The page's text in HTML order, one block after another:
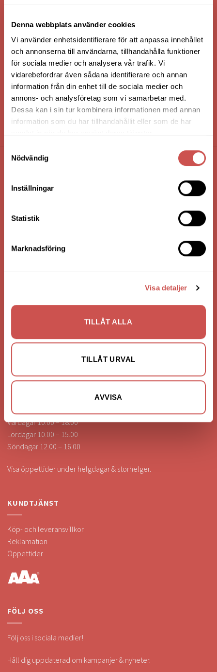
Denna webbplats använder cookies
Vi använder enhetsidentifierare för att anpassa innehållet
och annonserna till användarna, tillhandahålla funktioner
för sociala medier och analysera vår trafik. Vi
vidarebefordrar även sådana identifierare och annan
information från din enhet till de sociala medier och
annons- och analysföretag som vi samarbetar med.
Dessa kan i sin tur kombinera informationen med annan
information som du har tillhandahållit eller som de har
Nödvändig
Inställningar
Statistik
Marknadsföring
Visa detaljer
TILLÅT ALLA
TILLÅT URVAL
AVVISA
Nilssons Möbler i Lammhult
363 44 Lammhult
Bankgiro: 275-4836
info@nilssonsilammhult.se
Kundtjänst
Vardagar 10.00 – 18.00
Lördagar 10.00 – 15.00
Söndagar 12.00 – 16.00
Visa öppettider under helgdagar & storhelger.
KUNDTJÄNST
Köp- och leveransvillkor
Reklamation
Öppettider
FÖLJ OSS
Följ oss i sociala medier!
Håll dig uppdaterad om kampanjer & nyheter.